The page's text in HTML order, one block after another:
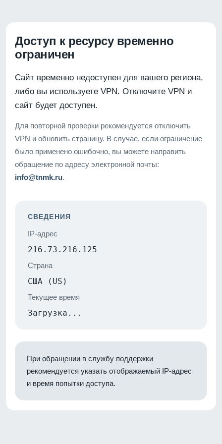
Доступ к ресурсу временно
ограничен
Сайт временно недоступен для вашего региона,
либо вы используете VPN. Отключите VPN и
сайт будет доступен.
Для повторной проверки рекомендуется отключить
VPN и обновить страницу. В случае, если ограничение
было применено ошибочно, вы можете направить
обращение по адресу электронной почты:
info@tnmk.ru.
СВЕДЕНИЯ
IP-адрес
216.73.216.125
Страна
США (US)
Текущее время
Загрузка...
При обращении в службу поддержки
рекомендуется указать отображаемый IP-адрес
и время попытки доступа.